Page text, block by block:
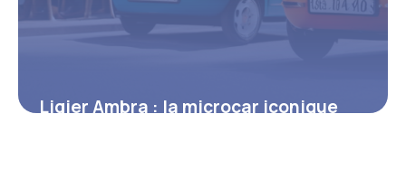
Ligier Ambra : la microcar iconique